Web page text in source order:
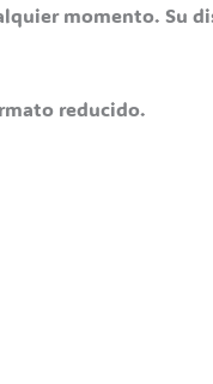
momento. Su
reducido.